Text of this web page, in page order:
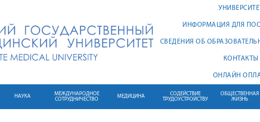
ИНФОРМАЦИЯ ДЛЯ
СВЕДЕНИЯ ОБ
КОНТАКТЫ
ОНЛАЙН
НАУКА
МЕЖДУНАРОДНОЕ
СОТРУДНИЧЕСТВО
МЕДИЦИНА
СОДЕЙСТВИЕ
ТРУДОУСТРОЙСТВУ
ОБЩЕСТВЕННАЯ
ЖИЗНЬ